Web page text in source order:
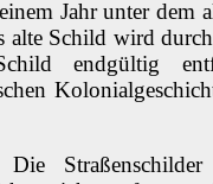
Jahr unter dem
alte Schild wird
endgültig